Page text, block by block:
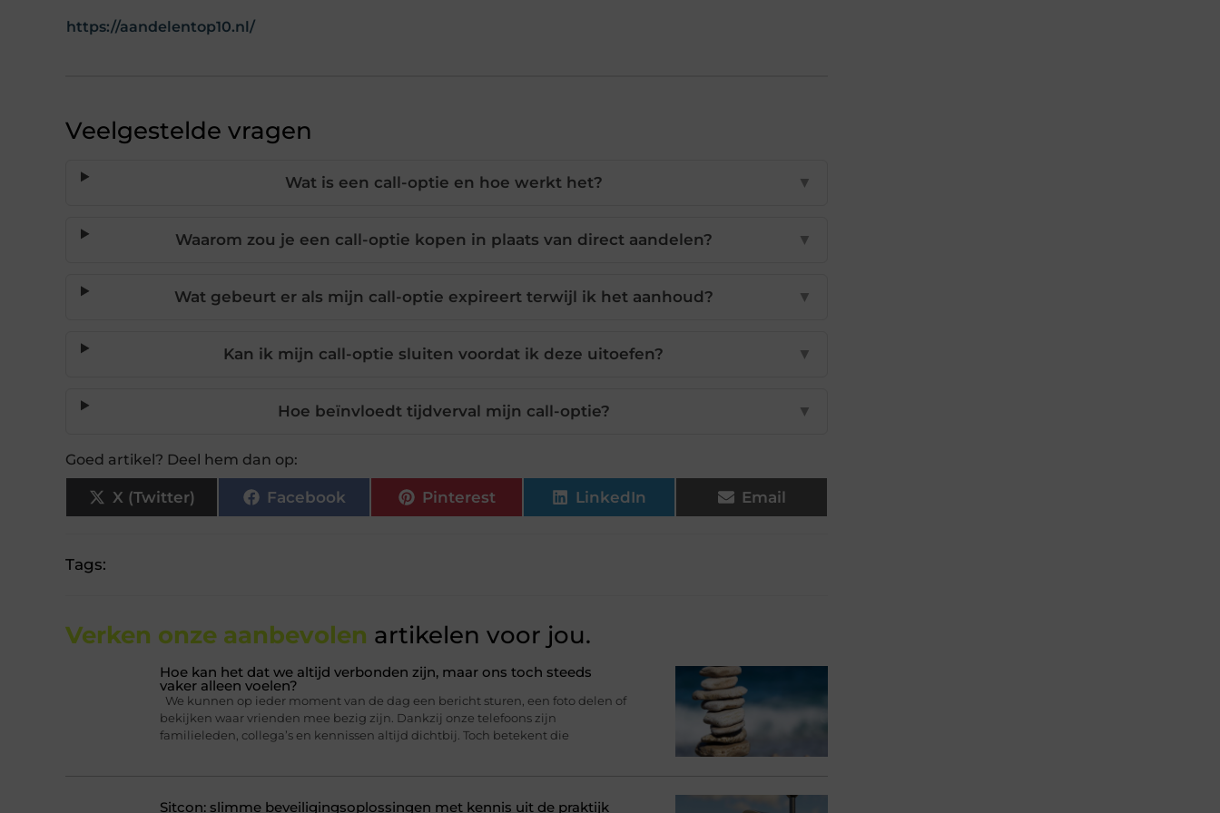
https://aandelentop10.nl/
Veelgestelde vragen
Wat is een call-optie en hoe werkt het? ▼
Waarom zou je een call-optie kopen in plaats van direct aandelen? ▼
Wat gebeurt er als mijn call-optie expireert terwijl ik het aanhoud? ▼
Kan ik mijn call-optie sluiten voordat ik deze uitoefen? ▼
Hoe beïnvloedt tijdverval mijn call-optie? ▼
Goed artikel? Deel hem dan op:
X (Twitter) Facebook Pinterest LinkedIn Email
Tags:
Verken onze aanbevolen artikelen voor jou.
Hoe kan het dat we altijd verbonden zijn, maar ons toch steeds
vaker alleen voelen?
We kunnen op ieder moment van de dag een bericht sturen, een foto delen of
bekijken waar vrienden mee bezig zijn. Dankzij onze telefoons zijn
familieleden, collega’s en kennissen altijd dichtbij. Toch betekent die
Sitcon: slimme beveiligingsoplossingen met kennis uit de praktijk